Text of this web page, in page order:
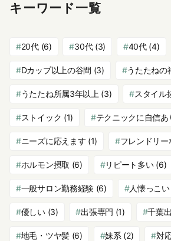
キーワード一覧
20代(6) 30代(3) 40代(4)
Dカップ以上の谷間 (3) うたたねの
うたたね所属3年以上 (3) スタイル
ストイック (1) テクニックに自信あ
ニーズに応えます (1) フレンドリー
ホルモン摂取 (6) リピート多い(6)
一般サロン勤務経験 (6) 人懐っこい
優しい(3) 出張専門 (1) 千葉
地毛・ツヤ髪(6) 妹系 (2) 対